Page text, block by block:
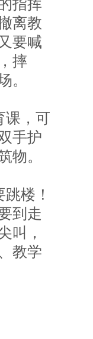
指挥
离教
要喊
摔
。
课，可
手护
物。
楼！
到走
叫，
教学